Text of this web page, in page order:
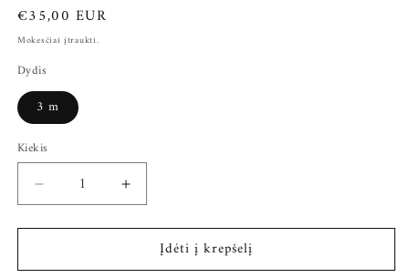
Įprasta
kaina
€35,00 EUR
Mokesčiai įtraukti.
Dydis
3 m
Kiekis
Sumažinti
Londji
Labanaktis
žaidimas
Padidinti
Londji
Labanaktis
Stalo
žaidimas
Įdėti į krepšelį